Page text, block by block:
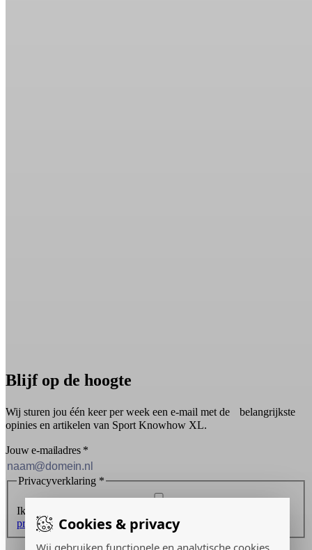
Cookies & privacy
Wij gebruiken functionele en analytische cookies
Blijf op de hoogte
Wij sturen jou één keer per week een e-mail met de belangrijkste
opinies en artikelen van Sport Knowhow XL.
Jouw e-mailadres *
Privacyverklaring *
Ik ontvang graag de nieuwsbrief en ga akkoord met de
privacyverklaring.
Inschrijven